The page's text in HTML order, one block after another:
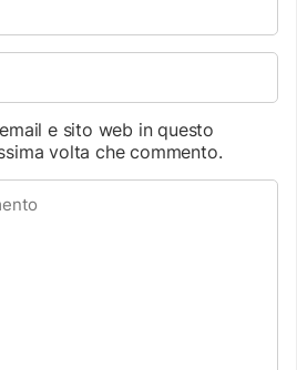
e sito web in questo
volta che commento.